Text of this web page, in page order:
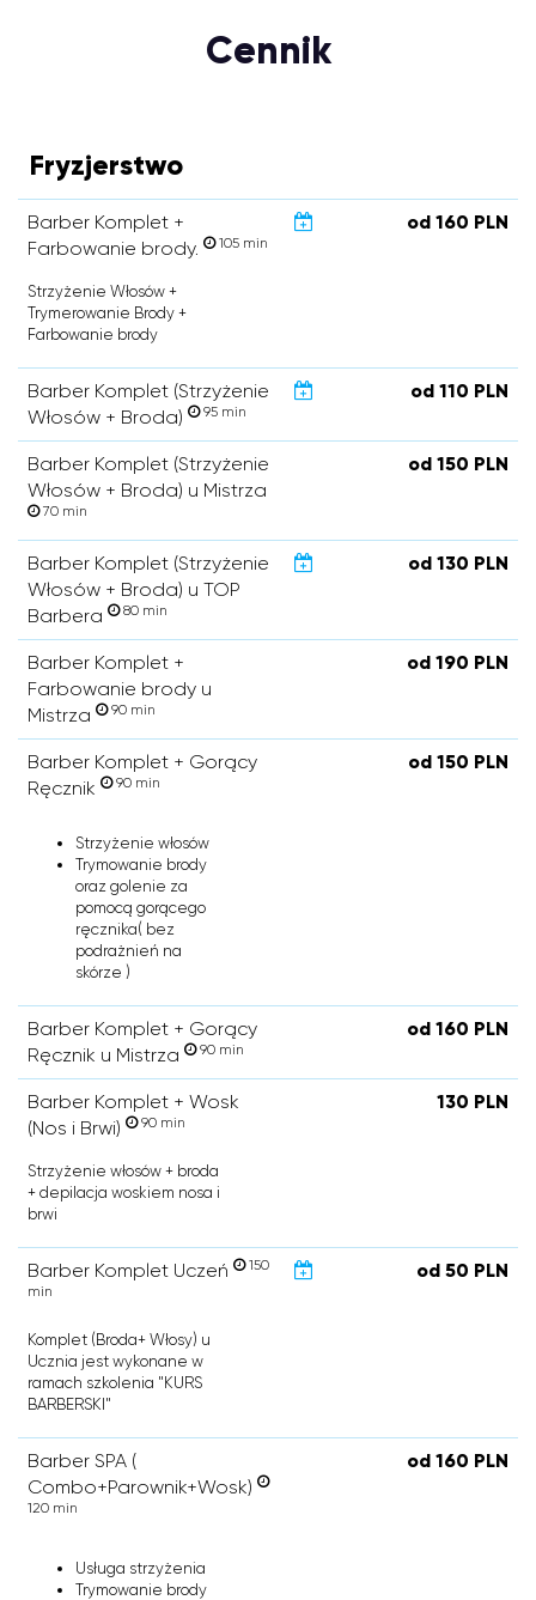
Cennik
Fryzjerstwo
Barber Komplet +
Farbowanie brody.
105 min
od 160 PLN
Strzyżenie Włosów +
Trymerowanie Brody +
Farbowanie brody
Barber Komplet (Strzyżenie
Włosów + Broda)
95 min
od 110 PLN
Barber Komplet (Strzyżenie
Włosów + Broda) u Mistrza
70 min
od 150 PLN
Barber Komplet (Strzyżenie
Włosów + Broda) u TOP
Barbera
80 min
od 130 PLN
Barber Komplet +
Farbowanie brody u
Mistrza
90 min
od 190 PLN
Barber Komplet + Gorący
Ręcznik
90 min
od 150 PLN
Strzyżenie włosów
Trymowanie brody
oraz golenie za
pomocą gorącego
ręcznika( bez
podrażnień na
skórze )
Barber Komplet + Gorący
Ręcznik u Mistrza
90 min
od 160 PLN
Barber Komplet + Wosk
(Nos i Brwi)
90 min
130 PLN
Strzyżenie włosów + broda
+ depilacja woskiem nosa i
brwi
Barber Komplet Uczeń
150
min
od 50 PLN
Komplet (Broda+ Włosy) u
Ucznia jest wykonane w
ramach szkolenia "KURS
BARBERSKI"
Barber SPA (
Combo+Parownik+Wosk)
120 min
od 160 PLN
Usługa strzyżenia
Trymowanie brody